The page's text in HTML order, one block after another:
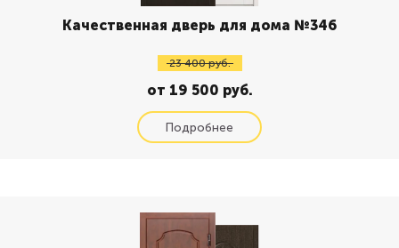
Качественная дверь для дома №346
23 400 руб.
от 19 500 руб.